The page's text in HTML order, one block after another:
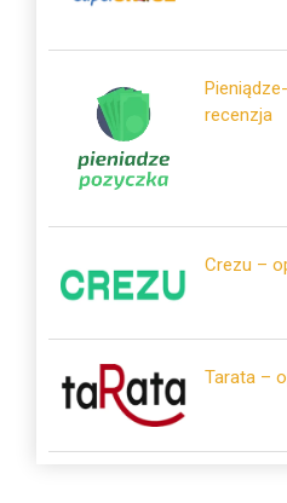
recenzja
Crezu –
Tarata –